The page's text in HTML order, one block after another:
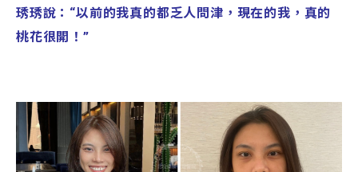
琇琇說：“以前的我真的都乏人問津，現在的我，真的
桃花很開！”